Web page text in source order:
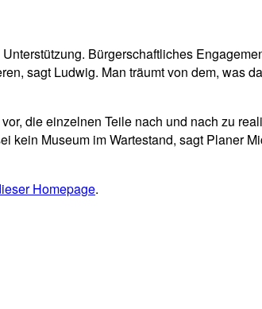
Bürgerschaftliches
sagt Ludwig. Man träumt von dem, was
die einzelnen Teile nach und nach zu
Museum im Wartestand, sagt Planer
Homepage.